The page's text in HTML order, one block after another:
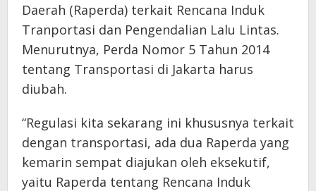
Daerah (Raperda) terkait Rencana Induk
Tranportasi dan Pengendalian Lalu Lintas.
Menurutnya, Perda Nomor 5 Tahun 2014
tentang Transportasi di Jakarta harus
diubah.
“Regulasi kita sekarang ini khususnya terkait
dengan transportasi, ada dua Raperda yang
kemarin sempat diajukan oleh eksekutif,
yaitu Raperda tentang Rencana Induk